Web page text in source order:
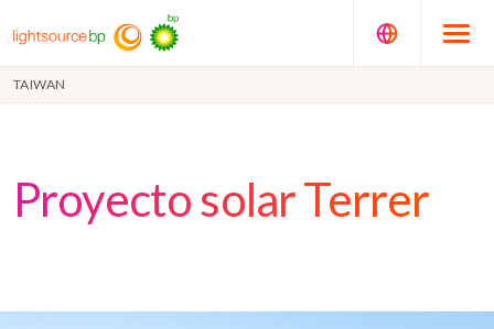
TAIWAN
Proyecto solar Terrer